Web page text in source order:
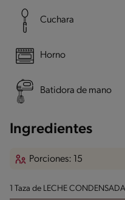
Cuchara
Horno
Batidora de mano
Ingredientes
Porciones: 15
1 Taza de LECHE